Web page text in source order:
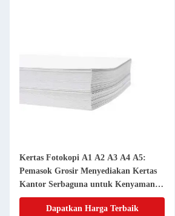
Kertas Fotokopi A1 A2 A3 A4 A5:
Pemasok Grosir Menyediakan Kertas
Kantor Serbaguna untuk Kenyamanan
Anda.
Dapatkan Harga Terbaik